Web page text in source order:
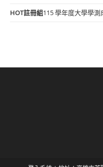
HOT註冊組115 學年度大學學